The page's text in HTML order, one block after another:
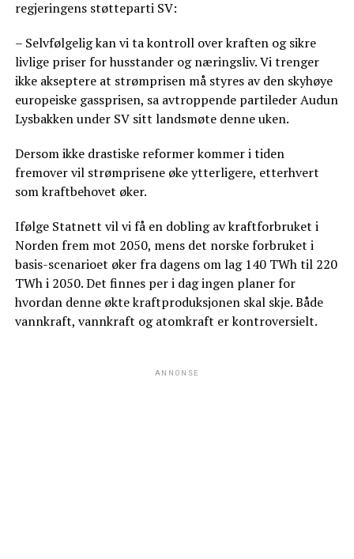
regjeringens støtteparti SV:
– Selvfølgelig kan vi ta kontroll over kraften og sikre
livlige priser for husstander og næringsliv. Vi trenger
ikke akseptere at strømprisen må styres av den skyhøye
europeiske gassprisen, sa avtroppende partileder Audun
Lysbakken under SV sitt landsmøte denne uken.
Dersom ikke drastiske reformer kommer i tiden
fremover vil strømprisene øke ytterligere, etterhvert
som kraftbehovet øker.
Ifølge Statnett vil vi få en dobling av kraftforbruket i
Norden frem mot 2050, mens det norske forbruket i
basis-scenarioet øker fra dagens om lag 140 TWh til 220
TWh i 2050. Det finnes per i dag ingen planer for
hvordan denne økte kraftproduksjonen skal skje. Både
vannkraft, vannkraft og atomkraft er kontroversielt.
ANNONSE